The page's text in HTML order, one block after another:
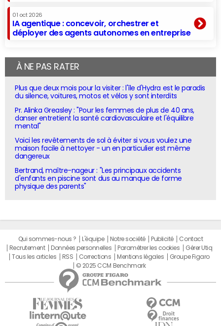
01 oct 2026
IA agentique : concevoir, orchestrer et
déployer des agents autonomes en entreprise
À NE PAS RATER
Plus que deux mois pour la visiter : l'île d'Hydra est le paradis
du silence, voitures, motos et vélos y sont interdits
Pr. Alinka Greasley : "Pour les femmes de plus de 40 ans,
danser entretient la santé cardiovasculaire et l'équilibre
mental"
Voici les revêtements de sol à éviter si vous voulez une
maison facile à nettoyer - un en particulier est même
dangereux
Bertrand, maître-nageur : "Les principaux accidents
d'enfants en piscine sont dus au manque de forme
physique des parents"
Qui sommes-nous ? L'équipe Notre société Publicité
Contact
Recrutement
Données personnelles Paramétrer les cookies
Gérer Utiq
Tous les articles
RSS Corrections Mentions légales
Groupe Figaro
© 2025 CCM Benchmark